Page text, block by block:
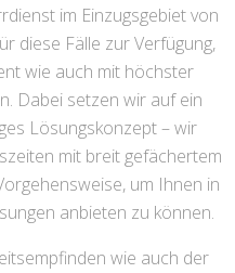
im Einzugsgebiet von
diese Fälle zur Verfügung,
wie auch mit höchster
Dabei setzen wir auf ein
Lösungskonzept – wir
mit breit gefächertem
um Ihnen in
anbieten zu können.
wie auch der